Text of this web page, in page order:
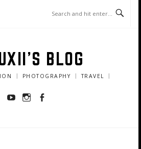
BLOG
｜ PHOTOGRAPHY ｜ TRAVEL ｜
YoutubeInstagram